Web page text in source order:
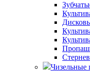
Чизельные